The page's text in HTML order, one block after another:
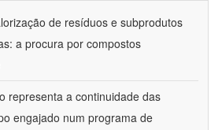
de resíduos e subprodutos
a procura por compostos
representa a continuidade das
engajado num programa de